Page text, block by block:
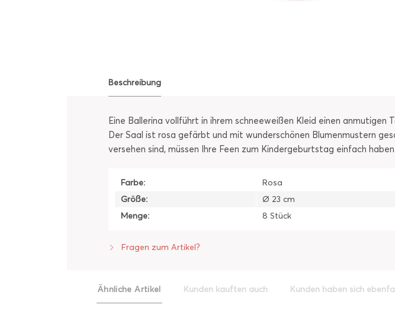
Beschreibung
Eine Ballerina vollführt in ihrem schneeweißen Kleid einen anmutigen
Der Saal ist rosa gefärbt und mit wunderschönen Blumenmustern
versehen sind, müssen Ihre Feen zum Kindergeburtstag einfach
Farbe:
Rosa
Größe:
Ø 23 cm
Menge:
8 Stück
Fragen zum Artikel?
Ähnliche Artikel Kunden kauften auch Kunden haben sich